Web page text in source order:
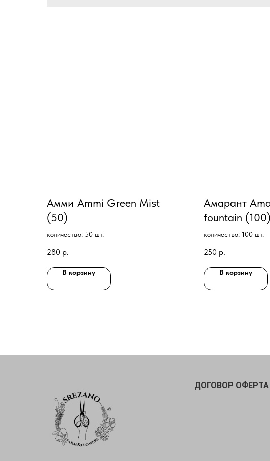
Амми Ammi Green Mist
(50)
количество: 50 шт.
280 р.
В корзину
Амарант
fountain (100)
количество: 100 шт.
250 р.
В корзину
ДОГОВОР ОФЕРТА